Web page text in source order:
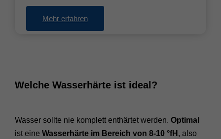
Mehr erfahren
Welche Wasserhärte ist ideal?
Wasser sollte nie komplett enthärtet werden. Optimal
ist eine Wasserhärte im Bereich von 8-10 °fH , also